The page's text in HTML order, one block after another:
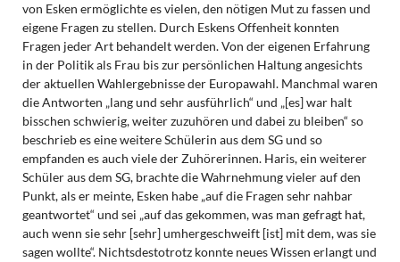
von Esken ermöglichte es vielen, den nötigen Mut zu fassen und
eigene Fragen zu stellen. Durch Eskens Offenheit konnten
Fragen jeder Art behandelt werden. Von der eigenen Erfahrung
in der Politik als Frau bis zur persönlichen Haltung angesichts
der aktuellen Wahlergebnisse der Europawahl. Manchmal waren
die Antworten „lang und sehr ausführlich“ und „[es] war halt
bisschen schwierig, weiter zuzuhören und dabei zu bleiben“ so
beschrieb es eine weitere Schülerin aus dem SG und so
empfanden es auch viele der Zuhörerinnen. Haris, ein weiterer
Schüler aus dem SG, brachte die Wahrnehmung vieler auf den
Punkt, als er meinte, Esken habe „auf die Fragen sehr nahbar
geantwortet“ und sei „auf das gekommen, was man gefragt hat,
auch wenn sie sehr [sehr] umhergeschweift [ist] mit dem, was sie
sagen wollte“. Nichtsdestotrotz konnte neues Wissen erlangt und